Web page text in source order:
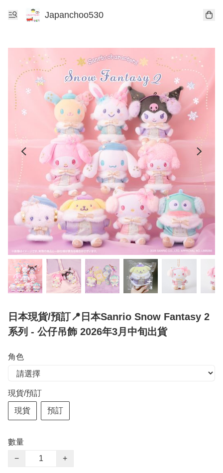
Japanchoo530
日本現貨/預訂📍日本Sanrio Snow Fantasy 2
系列 - 公仔吊飾 2026年3月中旬出貨
角色
現貨/預訂
現貨 預訂
數量
−
+